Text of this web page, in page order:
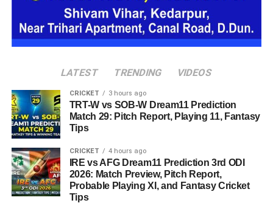
LATEST TRENDING VIDEOS
CRICKET 3 hours ago
TRT-W vs SOB-W Dream11 Prediction
Match 29: Pitch Report, Playing 11, Fantasy
Tips
CRICKET 4 hours ago
IRE vs AFG Dream11 Prediction 3rd ODI
2026: Match Preview, Pitch Report,
Probable Playing XI, and Fantasy Cricket
Tips